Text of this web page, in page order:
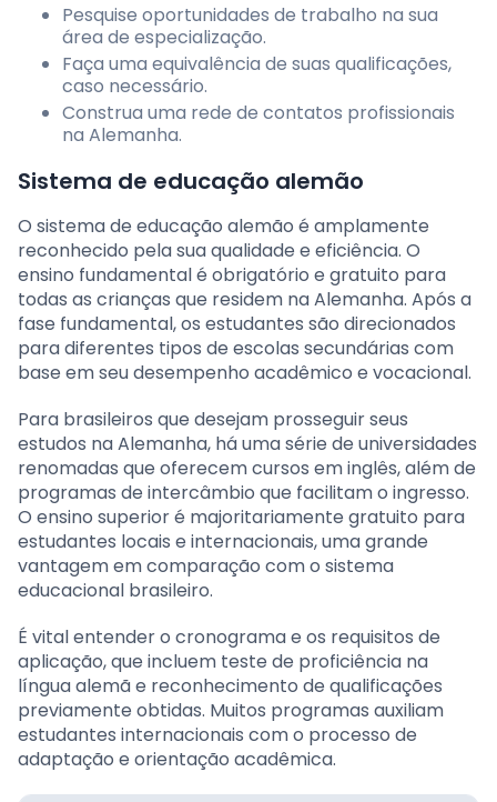
Pesquise oportunidades de trabalho na sua
área de especialização.
Faça uma equivalência de suas qualificações,
caso necessário.
Construa uma rede de contatos profissionais
na Alemanha.
Sistema de educação alemão
O sistema de educação alemão é amplamente
reconhecido pela sua qualidade e eficiência. O
ensino fundamental é obrigatório e gratuito para
todas as crianças que residem na Alemanha. Após a
fase fundamental, os estudantes são direcionados
para diferentes tipos de escolas secundárias com
base em seu desempenho acadêmico e vocacional.
Para brasileiros que desejam prosseguir seus
estudos na Alemanha, há uma série de universidades
renomadas que oferecem cursos em inglês, além de
programas de intercâmbio que facilitam o ingresso.
O ensino superior é majoritariamente gratuito para
estudantes locais e internacionais, uma grande
vantagem em comparação com o sistema
educacional brasileiro.
É vital entender o cronograma e os requisitos de
aplicação, que incluem teste de proficiência na
língua alemã e reconhecimento de qualificações
previamente obtidas. Muitos programas auxiliam
estudantes internacionais com o processo de
adaptação e orientação acadêmica.